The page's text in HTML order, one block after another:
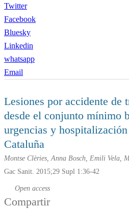
Twitter
Facebook
Bluesky
Linkedin
whatsapp
Email
Lesiones por accidente de
desde el conjunto mínimo
urgencias y hospitalización
Cataluña
Montse Clèries, Anna Bosch, Emili Vela,
Gac Sanit. 2015;29 Supl 1:36-42
Open access
Compartir